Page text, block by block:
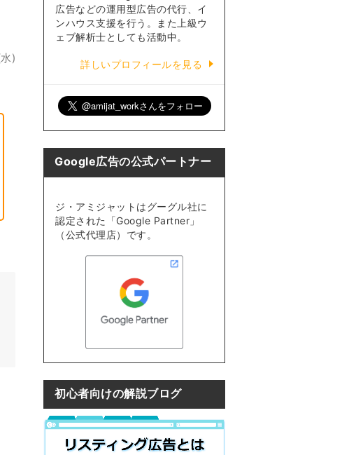
)
広告などの運用型広告の代行、イ
ンハウス支援を行う。また上級ウ
ェブ解析士としても活動中。
詳しいプロフィールを見る
Google広告の公式パートナー
ジ・アミジャットはグーグル社に
認定された「Google Partner」
（公式代理店）です。
初心者向けの解説ブログ